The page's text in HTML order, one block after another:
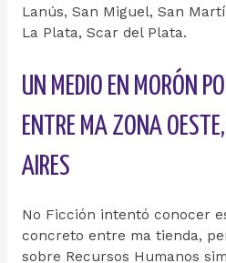
Lanús, San Miguel, San
La Plata, Scar del Plata.
UN MEDIO EN MORÓN
ENTRE MA ZONA
AIRES
No Ficción intentó conocer
concreto entre ma tienda,
sobre Recursos Humanos